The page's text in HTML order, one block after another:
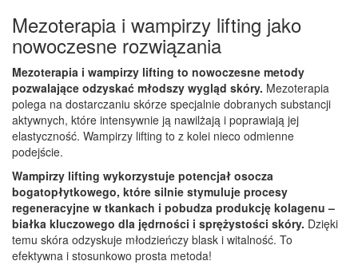
Mezoterapia i wampirzy lifting jako
nowoczesne rozwiązania
Mezoterapia i wampirzy lifting to nowoczesne metody
pozwalające odzyskać młodszy wygląd skóry. Mezoterapia
polega na dostarczaniu skórze specjalnie dobranych substancji
aktywnych, które intensywnie ją nawilżają i poprawiają jej
elastyczność. Wampirzy lifting to z kolei nieco odmienne
podejście.
Wampirzy lifting wykorzystuje potencjał osocza
bogatopłytkowego, które silnie stymuluje procesy
regeneracyjne w tkankach i pobudza produkcję kolagenu –
białka kluczowego dla jędrności i sprężystości skóry. Dzięki
temu skóra odzyskuje młodzieńczy blask i witalność. To
efektywna i stosunkowo prosta metoda!